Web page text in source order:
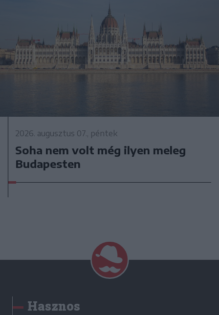
2026. augusztus 07., péntek
Soha nem volt még ilyen meleg
Budapesten
Hasznos